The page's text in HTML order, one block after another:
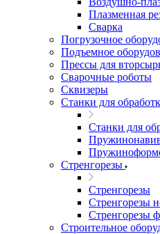
Плазменная
Сварка
Погрузочное
Подъемное
Прессы для
Сварочные роботы
Сквизеры
Станки для
Станки для
Стренгорезы
Стренгорезы
Стренгорезы
Стренгорезы
Строительное